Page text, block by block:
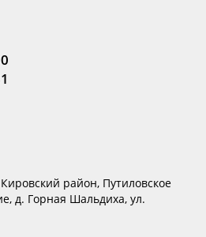
район, Путиловское
д. Горная Шальдиха, ул.